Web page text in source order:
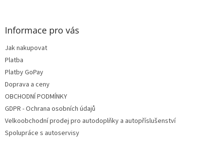
Informace pro vás
Jak nakupovat
Platba
Platby GoPay
Doprava a ceny
OBCHODNÍ PODMÍNKY
GDPR - Ochrana osobních údajů
Velkoobchodní prodej pro autodoplňky a autopříslušenství
Spolupráce s autoservisy